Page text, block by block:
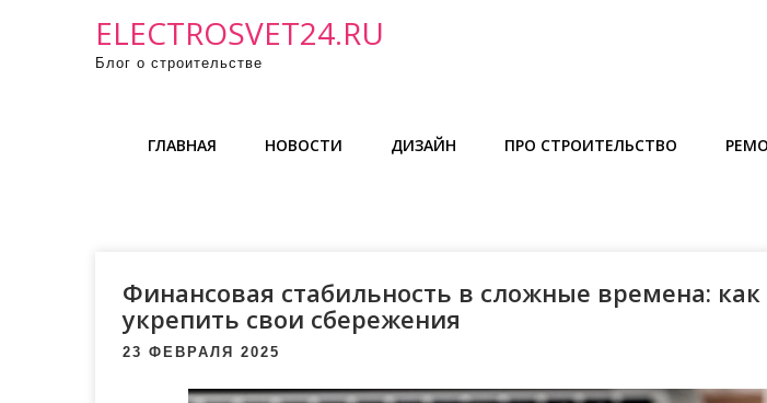
ELECTROSVET24.RU
Блог о строительстве
ГЛАВНАЯ НОВОСТИ ДИЗАЙН ПРО СТРОИТЕЛЬСТВО
Финансовая стабильность в сложные времена: как
укрепить свои сбережения
23 ФЕВРАЛЯ 2025